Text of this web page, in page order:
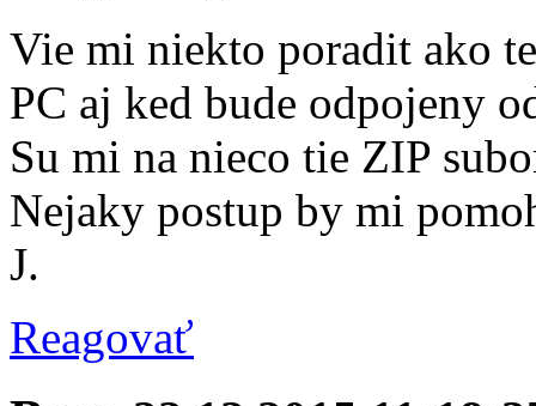
Vie mi niekto poradit ako
PC aj ked bude odpojeny
Su mi na nieco tie ZIP
Nejaky postup by mi
J.
Reagovať